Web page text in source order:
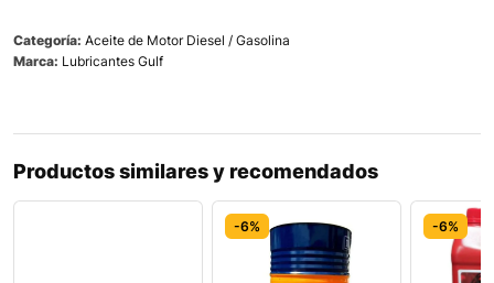
Categoría: Aceite de Motor Diesel / Gasolina
Marca: Lubricantes Gulf
Productos similares y recomendados
-6% -6%